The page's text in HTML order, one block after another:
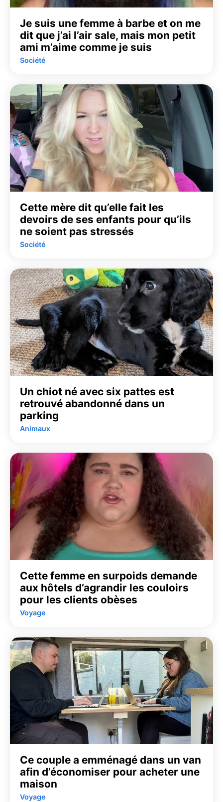
Je suis une femme à barbe et on me
dit que j’ai l’air sale, mais mon petit
ami m’aime comme je suis
Société
Cette mère dit qu’elle fait les
devoirs de ses enfants pour qu’ils
ne soient pas stressés
Société
Un chiot né avec six pattes est
retrouvé abandonné dans un
parking
Animaux
Cette femme en surpoids demande
aux hôtels d’agrandir les couloirs
pour les clients obèses
Voyage
Ce couple a emménagé dans un van
afin d’économiser pour acheter une
maison
Voyage